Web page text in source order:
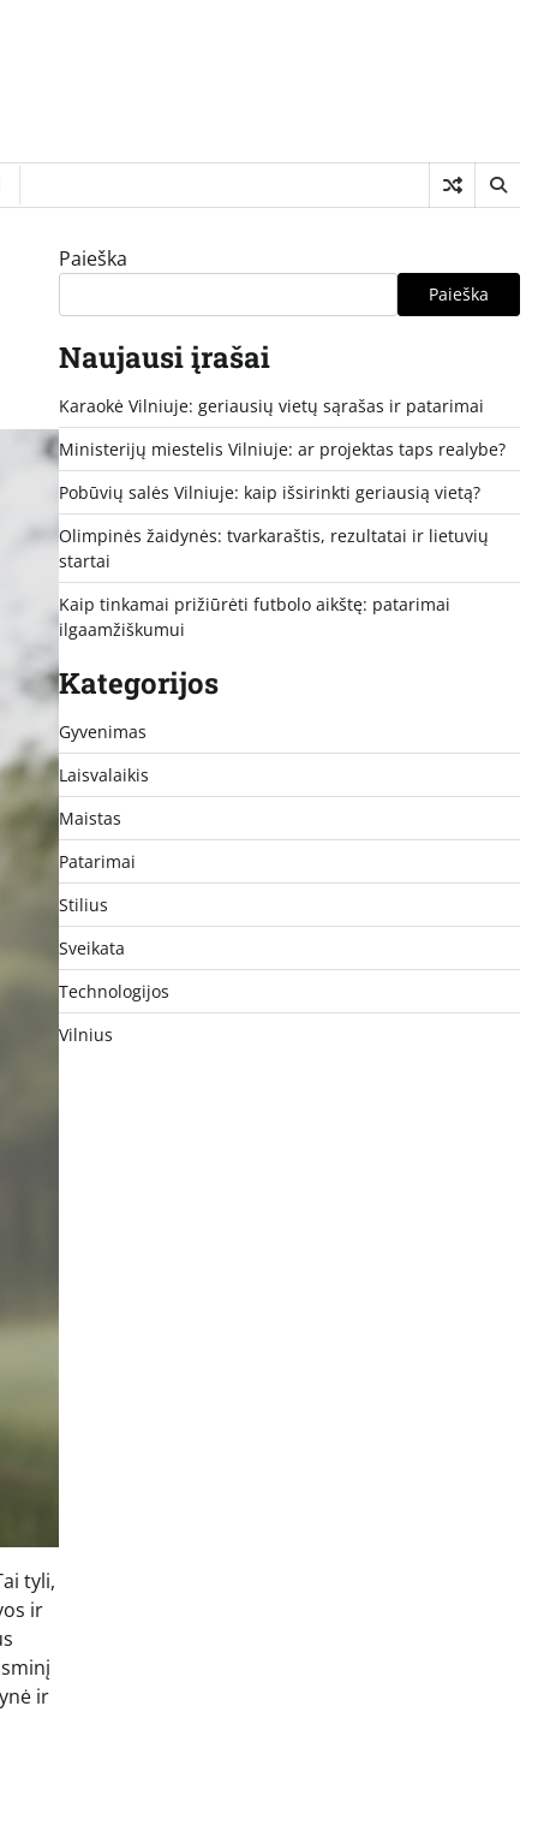
tyli,
ir
ir
Paieška
Paieška
Naujausi įrašai
Karaokė Vilniuje: geriausių vietų sąrašas ir patarimai
Ministerijų miestelis Vilniuje: ar projektas taps realybe?
Pobūvių salės Vilniuje: kaip išsirinkti geriausią vietą?
Olimpinės žaidynės: tvarkaraštis, rezultatai ir lietuvių
startai
Kaip tinkamai prižiūrėti futbolo aikštę: patarimai
ilgaamžiškumui
Kategorijos
Gyvenimas
Laisvalaikis
Maistas
Patarimai
Stilius
Sveikata
Technologijos
Vilnius